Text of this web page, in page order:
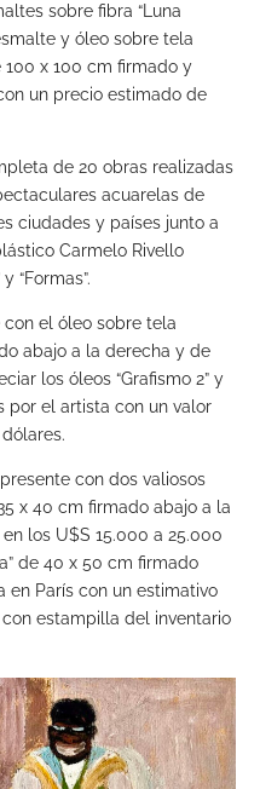
sobre fibra “Luna
y óleo sobre tela
100 x 100 cm firmado y
un precio estimado de
de 20 obras realizadas
acuarelas de
ciudades y países junto a
Carmelo Rivello
“Formas”.
el óleo sobre tela
abajo a la derecha y de
los óleos “Grafismo 2” y
por el artista con un valor
con dos valiosos
x 40 cm firmado abajo a la
los U$S 15.000 a 25.000
de 40 x 50 cm firmado
en París con un estimativo
estampilla del inventario